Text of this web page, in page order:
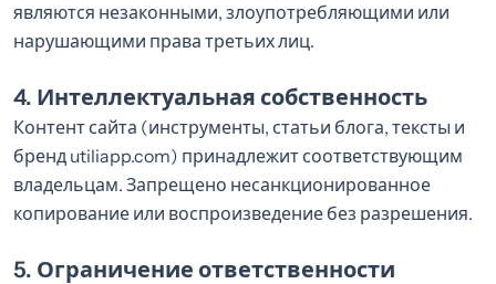
являются незаконными, злоупотребляющими или
нарушающими права третьих лиц.
4. Интеллектуальная собственность
Контент сайта (инструменты, статьи блога, тексты и
бренд utiliapp.com) принадлежит соответствующим
владельцам. Запрещено несанкционированное
копирование или воспроизведение без разрешения.
5. Ограничение ответственности